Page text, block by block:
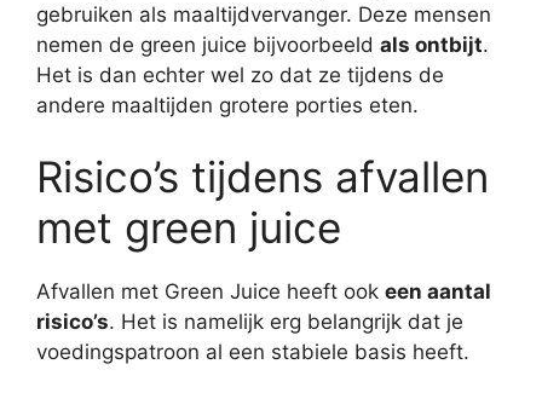
gebruiken als maaltijdvervanger. Deze mensen
nemen de green juice bijvoorbeeld als ontbijt.
Het is dan echter wel zo dat ze tijdens de
andere maaltijden grotere porties eten.
Risico’s tijdens afvallen
met green juice
Afvallen met Green Juice heeft ook een aantal
risico’s. Het is namelijk erg belangrijk dat je
voedingspatroon al een stabiele basis heeft.